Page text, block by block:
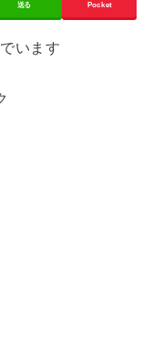
送る Pocket
います